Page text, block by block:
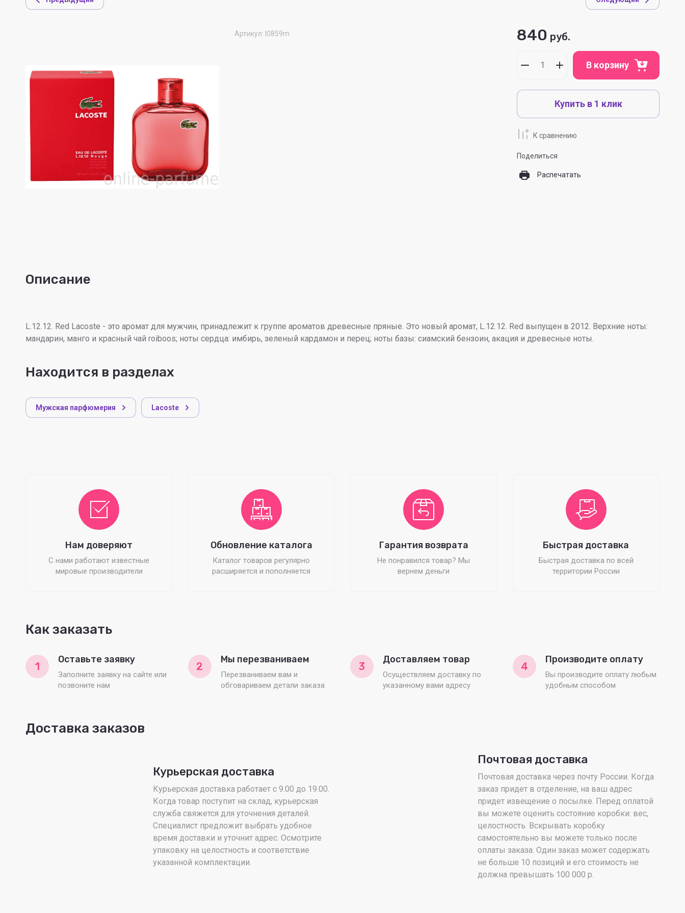
Артикул: l0859m 840 руб.
В корзину
Купить в 1 клик
К сравнению
Поделиться
Распечатать
Описание
L.12.12. Red Lacoste - это аромат для мужчин, принадлежит к группе ароматов древесные пряные. Это новый аромат, L.12.12. Red выпущен в 2012. Верхние ноты:
мандарин, манго и красный чай roiboos; ноты сердца: имбирь, зеленый кардамон и перец; ноты базы: сиамский бензоин, акация и древесные ноты.
Находится в разделах
Мужская парфюмерия Lacoste
Нам доверяют
С нами работают известные
мировые производители
Обновление каталога
Каталог товаров регулярно
расширяется и пополняется
Гарантия возврата
Не понравился товар? Мы
вернем деньги
Быстрая доставка
Быстрая доставка по всей
территории России
Как заказать
1
Оставьте заявку
Заполните заявку на сайте или
позвоните нам
2
Мы перезваниваем
Перезваниваем вам и
обговариваем детали заказа
3
Доставляем товар
Осуществляем доставку по
указанному вами адресу
4
Производите оплату
Вы производите оплату любым
удобным способом
Доставка заказов
Курьерская доставка
Курьерская доставка работает с 9.00 до 19.00.
Когда товар поступит на склад, курьерская
служба свяжется для уточнения деталей.
Специалист предложит выбрать удобное
время доставки и уточнит адрес. Осмотрите
упаковку на целостность и соответствие
указанной комплектации.
Почтовая доставка
Почтовая доставка через почту России. Когда
заказ придет в отделение, на ваш адрес
придет извещение о посылке. Перед оплатой
вы можете оценить состояние коробки: вес,
целостность. Вскрывать коробку
самостоятельно вы можете только после
оплаты заказа. Один заказ может содержать
не больше 10 позиций и его стоимость не
должна превышать 100 000 р.